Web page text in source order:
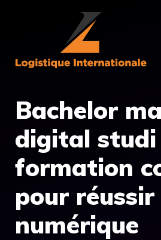
Bachelor
digital studi
formation
pour
numérique